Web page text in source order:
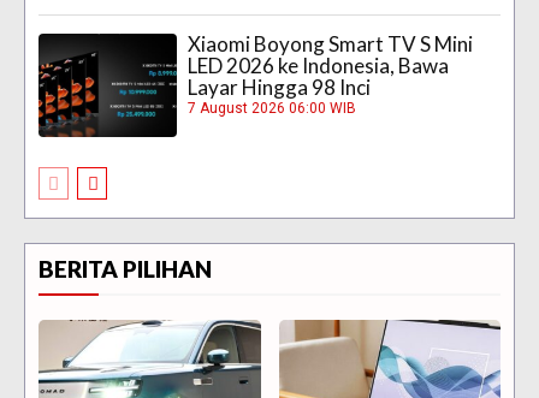
Xiaomi Boyong Smart TV S Mini
LED 2026 ke Indonesia, Bawa
Layar Hingga 98 Inci
7 August 2026 06:00 WIB
BERITA PILIHAN